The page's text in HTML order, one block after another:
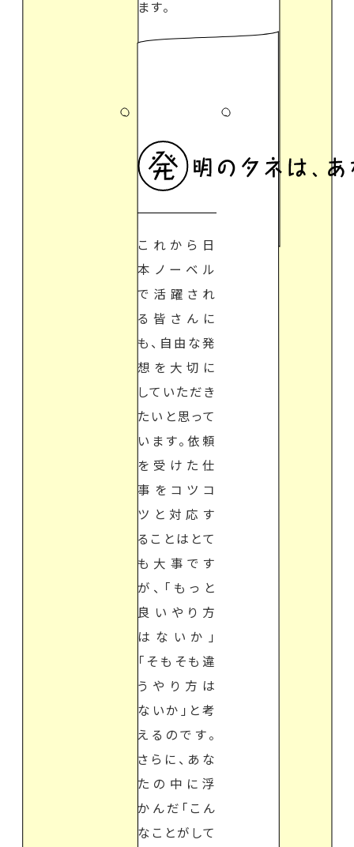
ます。
これから日
本ノーベル
で活躍され
る皆さんに
も、自由な発
想を大切に
していただき
たいと思って
います。依頼
を受けた仕
事をコツコ
ツと対応す
ることはとて
も大事です
が、「もっと
良いやり方
はないか」
「そもそも違
うやり方は
ないか」と考
えるのです。
さらに、あな
たの中に浮
かんだ「こん
なことがして